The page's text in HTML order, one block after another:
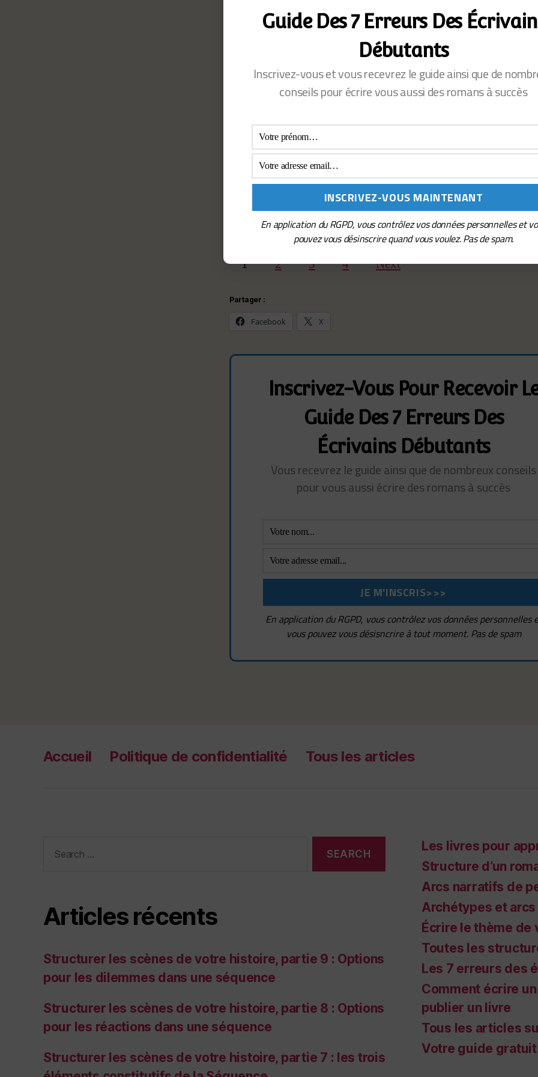
Harry Potter
Reliques de
Elizabeth
Navigation
1 2 3 4 Next
Partager :
Facebook X
Inscrivez-Vous Pour Recevoir
Guide Des 7 Erreurs Des
Écrivains Débutants
Vous recevrez le guide ainsi que de nombreux conseils
pour vous aussi écrire des romans à succès
En application du RGPD, vous contrôlez vos données personnelles
vous pouvez vous désisncrire à tout moment. Pas de spam
Accueil Politique de confidentialité Tous les articles
for:
Articles récents
Structurer les scènes de votre histoire, partie 9 : Options
pour les dilemmes dans une séquence
Structurer les scènes de votre histoire, partie 8 : Options
pour les réactions dans une séquence
Structurer les scènes de votre histoire, partie 7 : les trois
Les livres pour
Structure d’un
Arcs narratifs de
Archétypes et
Écrire le thème de
Toutes les
Les 7 erreurs des
Comment écrire
publier un livre
Tous les articles
Votre guide gratuit
Guide Des 7 Erreurs Des
Débutants
Inscrivez-vous et vous recevrez le guide ainsi que de
conseils pour écrire vous aussi des romans à succès
En application du RGPD, vous contrôlez vos données personnelles et
pouvez vous désinscrire quand vous voulez. Pas de spam.